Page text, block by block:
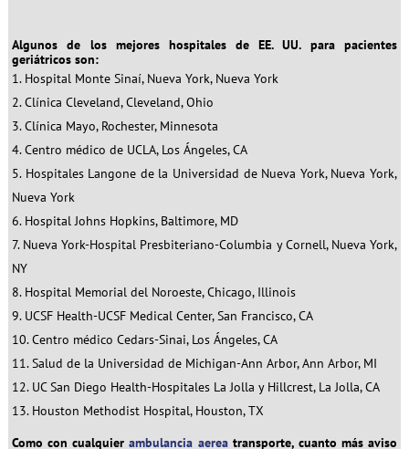
Algunos de los mejores hospitales de EE. UU. para pacientes
geriátricos son:
Hospital Monte Sinaí, Nueva York, Nueva York
Clínica Cleveland, Cleveland, Ohio
Clínica Mayo, Rochester, Minnesota
Centro médico de UCLA, Los Ángeles, CA
Hospitales Langone de la Universidad de Nueva York, Nueva York,
Nueva York
Hospital Johns Hopkins, Baltimore, MD
Nueva York-Hospital Presbiteriano-Columbia y Cornell, Nueva York,
NY
Hospital Memorial del Noroeste, Chicago, Illinois
UCSF Health-UCSF Medical Center, San Francisco, CA
Centro médico Cedars-Sinai, Los Ángeles, CA
Salud de la Universidad de Michigan-Ann Arbor, Ann Arbor, MI
UC San Diego Health-Hospitales La Jolla y Hillcrest, La Jolla, CA
Houston Methodist Hospital, Houston, TX
Como con cualquierambulancia aereatransporte, cuanto más aviso